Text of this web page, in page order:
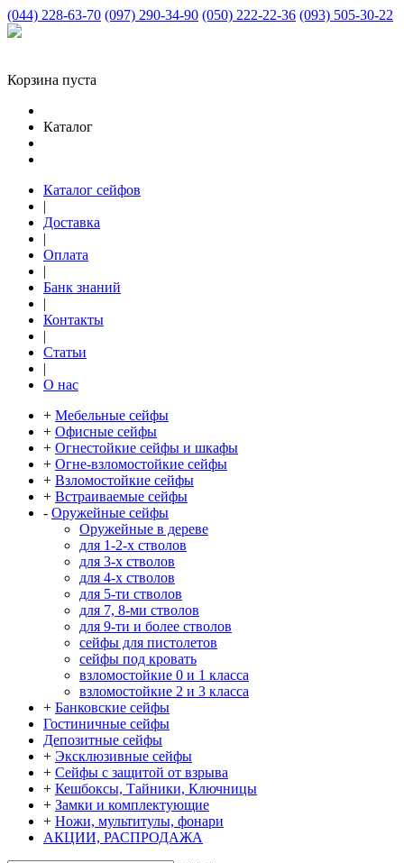
(044) 228-63-70 (097) 290-34-90 (050) 222-22-36 (093) 505-30-22
Корзина пуста
Каталог
Каталог сейфов
|
Доставка
|
Оплата
|
Банк знаний
|
Контакты
|
Статьи
|
О нас
+ Мебельные сейфы
+ Офисные сейфы
+ Огнестойкие сейфы и шкафы
+ Огне-взломостойкие сейфы
+ Взломостойкие сейфы
+ Встраиваемые сейфы
- Оружейные сейфы
Оружейные в дереве
для 1-2-х стволов
для 3-х стволов
для 4-х стволов
для 5-ти стволов
для 7, 8-ми стволов
для 9-ти и более стволов
сейфы для пистолетов
сейфы под кровать
взломостойкие 0 и 1 класса
взломостойкие 2 и 3 класса
+ Банковские сейфы
Гостиничные сейфы
Депозитные сейфы
+ Эксклюзивные сейфы
+ Сейфы с защитой от взрыва
+ Кешбоксы, Тайники, Ключницы
+ Замки и комплектующие
+ Ножи, мультитулы, фонари
АКЦИИ, РАСПРОДАЖА